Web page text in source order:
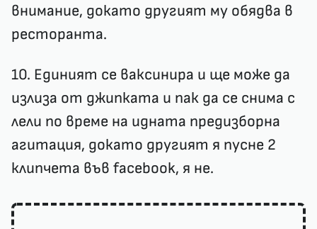
внимание, докато другият му обядва в
ресторанта.
10. Единият се ваксинира и ще може да
излиза от джипката и пак да се снима с
лели по време на идната предизборна
агитация, докато другият я пусне 2
клипчета във facebook, я не.